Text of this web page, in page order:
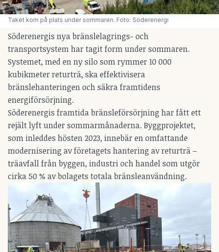
Taket kom på plats under sommaren. Foto: Söderenergi
Söderenergis nya bränslelagrings- och
transportsystem har tagit form under sommaren.
Systemet, med en ny silo som rymmer 10 000
kubikmeter returträ, ska effektivisera
bränslehanteringen och säkra framtidens
energiförsörjning.
Söderenergis framtida bränsleförsörjning har fått ett
rejält lyft under sommarmånaderna. Byggprojektet,
som inleddes hösten 2023, innebär en omfattande
modernisering av företagets hantering av returträ –
träavfall från byggen, industri och handel som utgör
cirka 50 % av bolagets totala bränsleanvändning.